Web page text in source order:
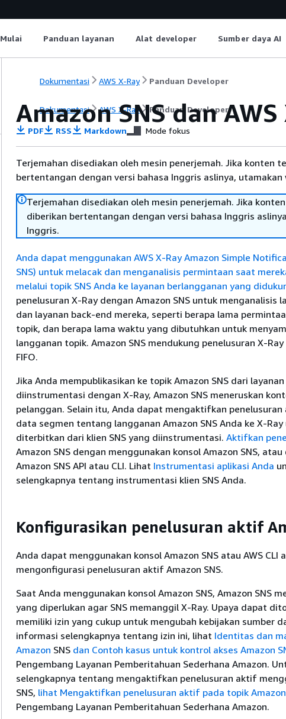
Mulai Panduan layanan Alat developer Sumber daya AI
Dokumentasi AWS X-Ray Panduan Developer
Dokumentasi AWS X-Ray Panduan Developer
Amazon SNS dan AWS
PDF RSS Markdown Mode fokus
Terjemahan disediakan oleh mesin penerjemah. Jika konten
bertentangan dengan versi bahasa Inggris aslinya, utamakan
Terjemahan disediakan oleh mesin penerjemah. Jika
diberikan bertentangan dengan versi bahasa Inggris
Inggris.
Anda dapat menggunakan AWS X-Ray Amazon Simple
SNS) untuk melacak dan menganalisis permintaan saat
melalui topik SNS Anda ke layanan berlangganan yang
penelusuran X-Ray dengan Amazon SNS untuk menganalisis
dan layanan back-end mereka, seperti berapa lama
topik, dan berapa lama waktu yang dibutuhkan untuk
langganan topik. Amazon SNS mendukung penelusuran X-
FIFO.
Jika Anda mempublikasikan ke topik Amazon SNS dari
diinstrumentasi dengan X-Ray, Amazon SNS meneruskan
pelanggan. Selain itu, Anda dapat mengaktifkan
data segmen tentang langganan Amazon SNS Anda ke X-
diterbitkan dari klien SNS yang diinstrumentasi. Aktifkan
Amazon SNS dengan menggunakan konsol Amazon SNS,
Amazon SNS API atau CLI. Lihat Instrumentasi aplikasi Anda
selengkapnya tentang instrumentasi klien SNS Anda.
Konfigurasikan penelusuran aktif
Anda dapat menggunakan konsol Amazon SNS atau AWS CLI
mengonfigurasi penelusuran aktif Amazon SNS.
Saat Anda menggunakan konsol Amazon SNS, Amazon SNS
yang diperlukan agar SNS memanggil X-Ray. Upaya dapat
memiliki izin yang cukup untuk mengubah kebijakan sumber
informasi selengkapnya tentang izin ini, lihat Identitas dan
Amazon SNS dan Contoh kasus untuk kontrol akses Amazon
Pengembang Layanan Pemberitahuan Sederhana Amazon.
selengkapnya tentang mengaktifkan penelusuran aktif
SNS, lihat Mengaktifkan penelusuran aktif pada topik Amazon
Pengembang Layanan Pemberitahuan Sederhana Amazon.